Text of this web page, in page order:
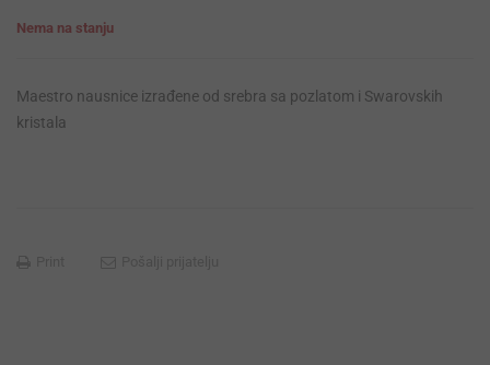
Nema na stanju
Maestro nausnice izrađene od srebra sa pozlatom i Swarovskih
kristala